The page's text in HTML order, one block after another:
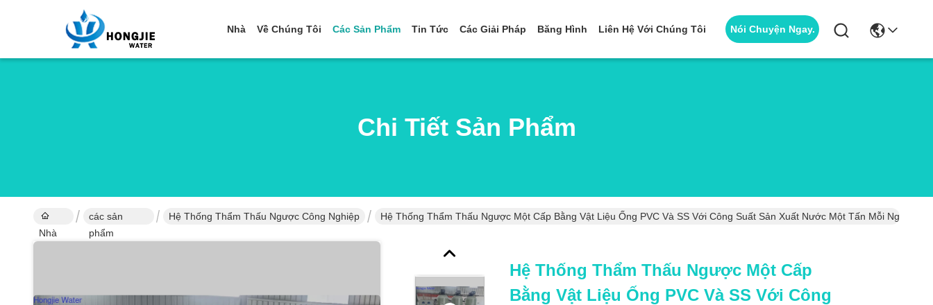
Nhà Về Chúng Tôi Các Sản Phẩm Tin Tức Các Giải Pháp Băng Hình Liên Hệ Với Chúng Tôi Nói Chuyện Ngay.
Chi Tiết Sản Phẩm
Nhà
các sản
phẩm
Hệ Thống Thẩm Thấu Ngược Công Nghiệp Hệ Thống Thẩm Thấu Ngược Một Cấp Bằng Vật Liệu Ống PVC Và SS Với Công Suất Sản Xuất Nước Một Tấn Mỗi Ngày Và
Hệ Thống Thẩm Thấu Ngược Một Cấp
Bằng Vật Liệu Ống PVC Và SS Với Công